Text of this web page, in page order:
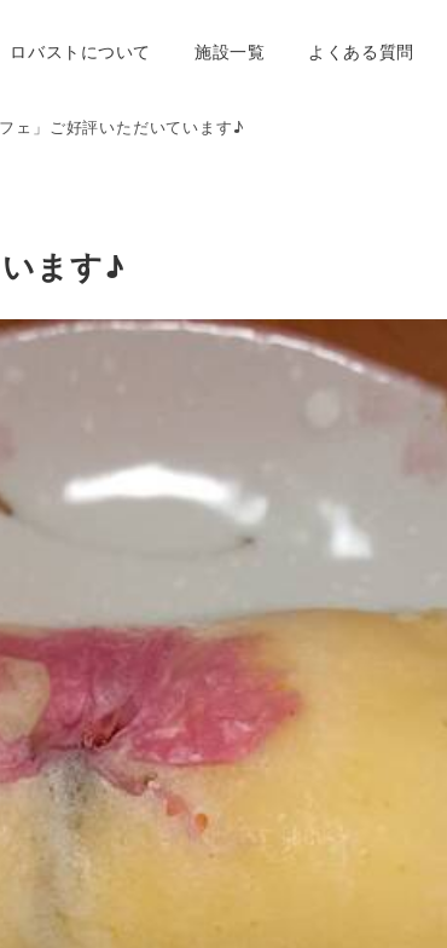
ロバストについて 施設一覧 よくある質問
フェ」ご好評いただいています♪
ます♪